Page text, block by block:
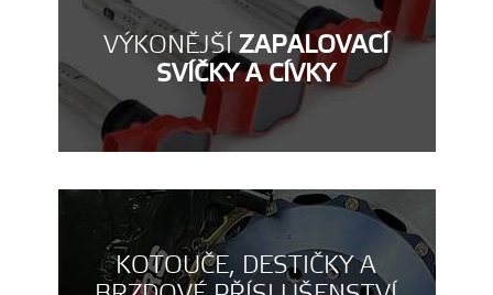
VÝKONĚJŠÍZAPALOVACÍ
SVÍČKY A CÍVKY
KOTOUČE, DESTIČKY A